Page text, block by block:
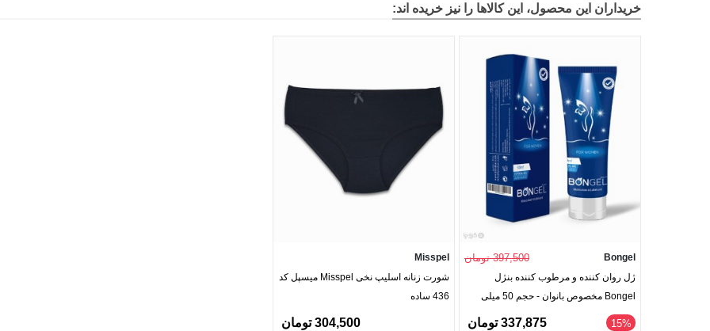
خریداران این محصول، این کالاها را نیز خریده اند:
Bongel 397,500 تومان
ژل روان کننده و مرطوب کننده بنژل
Bongel مخصوص بانوان - حجم 50 میلی
لیتر
‎15% 337,875 تومان
Misspel
شورت زنانه اسلیپ نخی Misspel میسپل کد
436 ساده
304,500 تومان